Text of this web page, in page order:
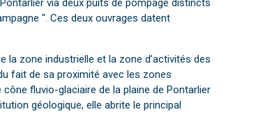
via deux puits de pompage distincts
". Ces deux ouvrages datent
la zone industrielle et la zone d’activités des
fait de sa proximité avec les zones
fluvio-glaciaire de la plaine de Pontarlier
géologique, elle abrite le principal